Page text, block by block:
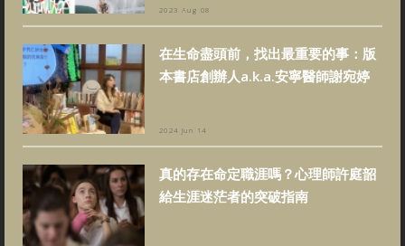
2023 Aug 08
在生命盡頭前，找出最重要的事：版
本書店創辦人a.k.a.安寧醫師謝宛婷
2024 Jun 14
真的存在命定職涯嗎？心理師許庭韶
給生涯迷茫者的突破指南